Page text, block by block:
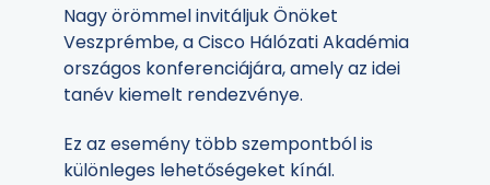
Nagy örömmel invitáljuk Önöket
Veszprémbe, a Cisco Hálózati Akadémia
országos konferenciájára, amely az idei
tanév kiemelt rendezvénye.
Ez az esemény több szempontból is
különleges lehetőségeket kínál.